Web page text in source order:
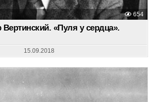
654
«Пуля у сердца».
15.09.2018